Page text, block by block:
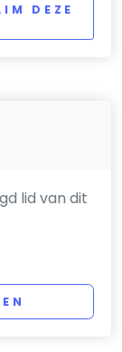
DEZE
lid van dit